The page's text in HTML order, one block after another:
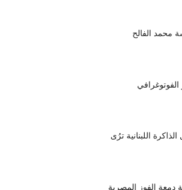
محمد الفالح
اللبنانية ترُى
دمعة الفوز المصرية